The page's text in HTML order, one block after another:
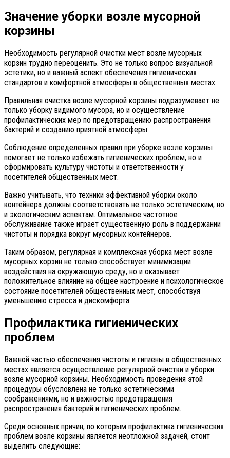
Значение уборки возле мусорной
корзины
Необходимость регулярной очистки мест возле мусорных
корзин трудно переоценить. Это не только вопрос визуальной
эстетики, но и важный аспект обеспечения гигиенических
стандартов и комфортной атмосферы в общественных местах.
Правильная очистка возле мусорной корзины подразумевает не
только уборку видимого мусора, но и осуществление
профилактических мер по предотвращению распространения
бактерий и созданию приятной атмосферы.
Соблюдение определенных правил при уборке возле корзины
помогает не только избежать гигиенических проблем, но и
сформировать культуру чистоты и ответственности у
посетителей общественных мест.
Важно учитывать, что техники эффективной уборки около
контейнера должны соответствовать не только эстетическим, но
и экологическим аспектам. Оптимальное частотное
обслуживание также играет существенную роль в поддержании
чистоты и порядка вокруг мусорных контейнеров.
Таким образом, регулярная и комплексная уборка мест возле
мусорных корзин не только способствует минимизации
воздействия на окружающую среду, но и оказывает
положительное влияние на общее настроение и психологическое
состояние посетителей общественных мест, способствуя
уменьшению стресса и дискомфорта.
Профилактика гигиенических
проблем
Важной частью обеспечения чистоты и гигиены в общественных
местах является осуществление регулярной очистки и уборки
возле мусорной корзины. Необходимость проведения этой
процедуры обусловлена не только эстетическими
соображениями, но и важностью предотвращения
распространения бактерий и гигиенических проблем.
Среди основных причин, по которым профилактика гигиенических
проблем возле корзины является неотложной задачей, стоит
выделить следующие: